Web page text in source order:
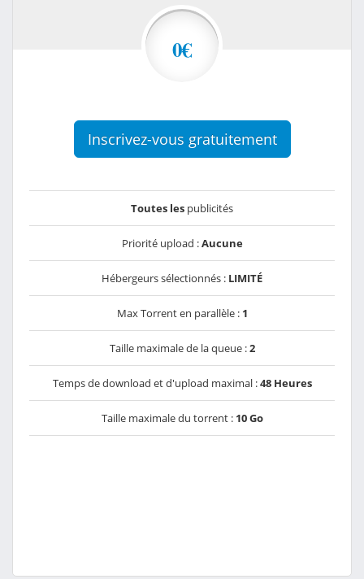
0€
Inscrivez-vous gratuitement
Toutes les publicités
Priorité upload :Aucune
Hébergeurs sélectionnés : LIMITÉ
Max Torrent en parallèle : 1
Taille maximale de la queue :2
Temps de download et d'upload maximal :48 Heures
Taille maximale du torrent : 10 Go